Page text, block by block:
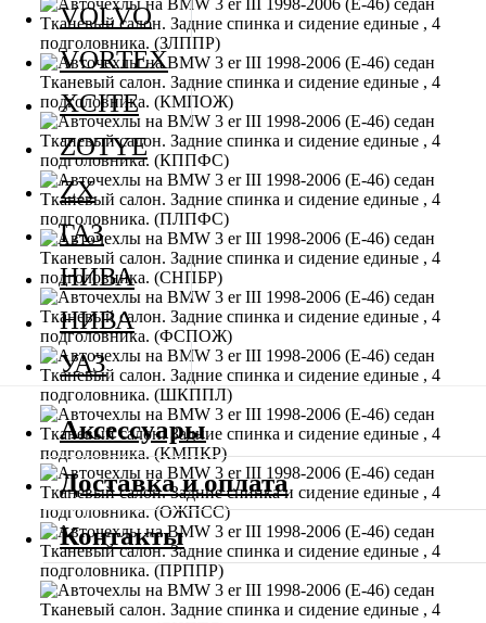
VOLVO
VORTEX
XCITE
ZOTYE
ZX
ГАЗ
НИВА
НИВА
УАЗ
Аксессуары
Доставка и оплата
Контакты